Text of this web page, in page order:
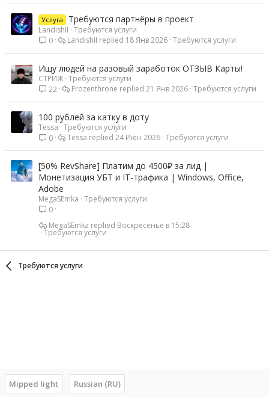
Услуга Требуются партнёры в проект
LandishII Требуются услуги
0
Требуются услуги
18 Янв 2026
LandishII
Ищу людей на разовый заработок ОТЗЫВ Карты!
СТРИЖ Требуются услуги
22
Требуются услуги
21 Янв 2026
Frozenthrone
100 рублей за катку в доту
Tessa Требуются услуги
0
Требуются услуги
24 Июн 2026
Tessa
[50% RevShare] Платим до 4500₽ за лид |
Монетизация УБТ и IT-трафика | Windows, Office,
Adobe
MegaSEmka Требуются услуги
0
Требуются услуги
Воскресенье в 15:28
MegaSEmka
Требуются услуги
Mipped light Russian (RU)